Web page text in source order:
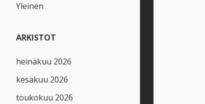
Yleinen
ARKISTOT
heinäkuu 2026
kesäkuu 2026
toukokuu 2026